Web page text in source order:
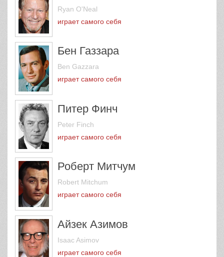
Ryan O'Neal
играет самого себя
Бен Газзара
Ben Gazzara
играет самого себя
Питер Финч
Peter Finch
играет самого себя
Роберт Митчум
Robert Mitchum
играет самого себя
Айзек Азимов
Isaac Asimov
играет самого себя